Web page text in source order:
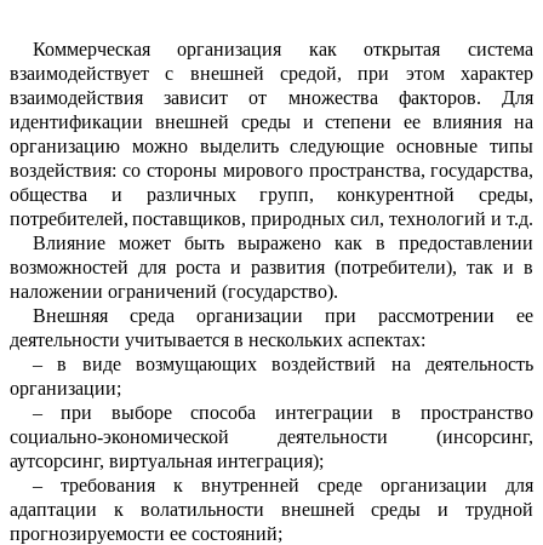
Коммерческая организация как открытая система
взаимодействует с внешней средой,при этомхарактер
взаимодействия зависит от множества факторов. Для
идентификации внешней среды и степениеевлияния на
организацию можно выделить следующие основные типы
воздействия: со стороны мирового пространства, государства,
общества и различных групп, конкурентной среды,
потребителей, поставщиков, природных сил, технологий и т.д.
Влияние может быть выражено как в предоставлении
возможностей для роста и развития (потребители), так и в
наложении ограничений (государство).
Внешняя среда организации при рассмотрении ее
деятельности учитывается в нескольких аспектах:
–
в виде возмущающих воздействий на деятельность
организации;
–
при выборе способа интеграциив пространство
социально-экономической деятельности (инсорсинг,
аутсорсинг, виртуальная интеграция);
–
требования к внутренней среде организации для
адаптации к волатильности внешней среды и трудной
прогнозируемости ее состояний;